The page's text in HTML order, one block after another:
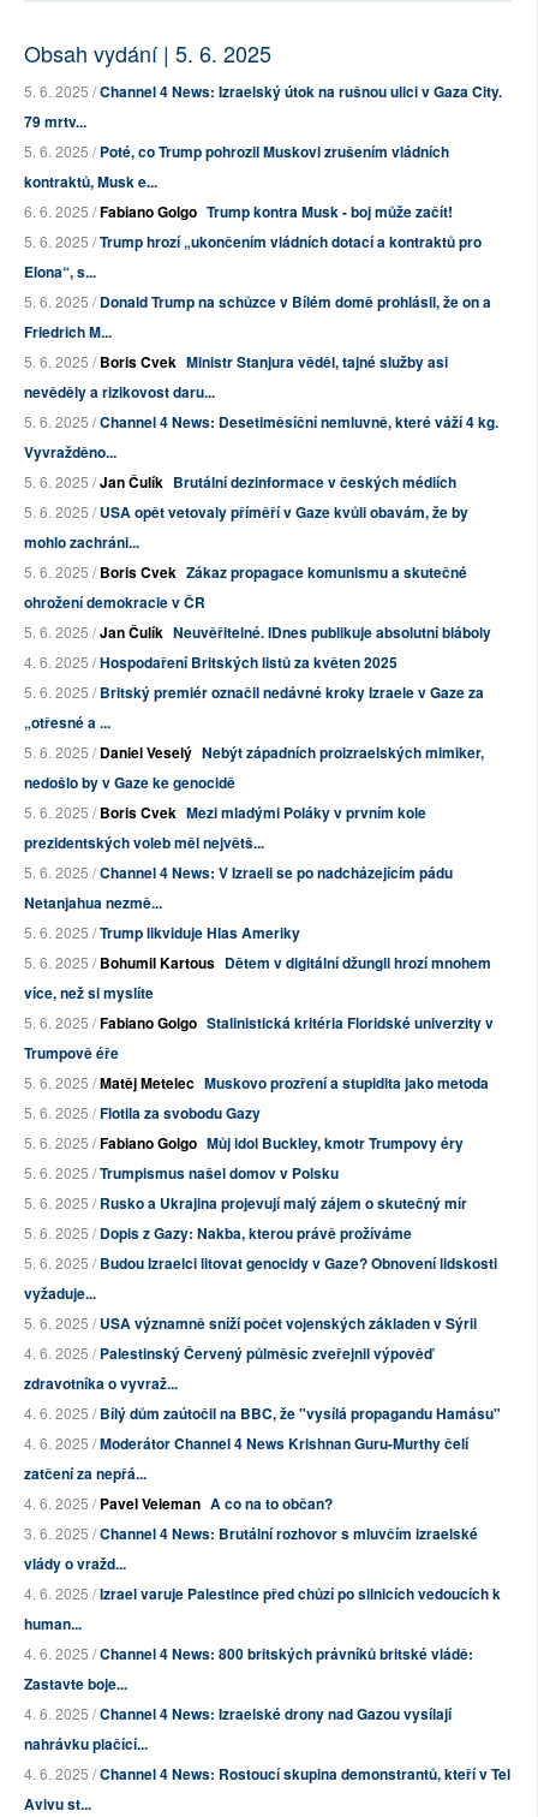
Obsah vydání | 5. 6. 2025
5. 6. 2025 /Channel 4 News: Izraelský útok na rušnou ulici v Gaza City.
79 mrtv...
5. 6. 2025 /Poté, co Trump pohrozil Muskovi zrušením vládních
kontraktů, Musk e...
6. 6. 2025 /Fabiano Golgo Trump kontra Musk - boj může začít!
5. 6. 2025 /Trump hrozí „ukončením vládních dotací a kontraktů pro
Elona“, s...
5. 6. 2025 /Donald Trump na schůzce v Bílém domě prohlásil, že on a
Friedrich M...
5. 6. 2025 /Boris Cvek Ministr Stanjura věděl, tajné služby asi
nevěděly a rizikovost daru...
5. 6. 2025 /Channel 4 News: Desetiměsíční nemluvně, které váží 4 kg.
Vyvražděno...
5. 6. 2025 /Jan Čulík Brutální dezinformace v českých médiích
5. 6. 2025 /USA opět vetovaly příměří v Gaze kvůli obavám, že by
mohlo zachráni...
5. 6. 2025 /Boris Cvek Zákaz propagace komunismu a skutečné
ohrožení demokracie v ČR
5. 6. 2025 /Jan Čulík Neuvěřitelné. IDnes publikuje absolutní bláboly
4. 6. 2025 /Hospodaření Britských listů za květen 2025
5. 6. 2025 /Britský premiér označil nedávné kroky Izraele v Gaze za
„otřesné a ...
5. 6. 2025 /Daniel Veselý Nebýt západních proizraelských mimiker,
nedošlo by v Gaze ke genocidě
5. 6. 2025 /Boris Cvek Mezi mladými Poláky v prvním kole
prezidentských voleb měl největš...
5. 6. 2025 /Channel 4 News: V Izraeli se po nadcházejícím pádu
Netanjahua nezmě...
5. 6. 2025 /Trump likviduje Hlas Ameriky
5. 6. 2025 /Bohumil Kartous Dětem v digitální džungli hrozí mnohem
více, než si myslíte
5. 6. 2025 /Fabiano Golgo Stalinistická kritéria Floridské univerzity v
Trumpově éře
5. 6. 2025 /Matěj Metelec Muskovo prozření a stupidita jako metoda
5. 6. 2025 /Flotila za svobodu Gazy
5. 6. 2025 /Fabiano Golgo Můj idol Buckley, kmotr Trumpovy éry
5. 6. 2025 /Trumpismus našel domov v Polsku
5. 6. 2025 /Rusko a Ukrajina projevují malý zájem o skutečný mír
5. 6. 2025 /Dopis z Gazy: Nakba, kterou právě prožíváme
5. 6. 2025 /Budou Izraelci litovat genocidy v Gaze? Obnovení lidskosti
vyžaduje...
5. 6. 2025 /USA významně sníží počet vojenských základen v Sýrii
4. 6. 2025 /Palestinský Červený půlměsíc zveřejnil výpověď
zdravotníka o vyvraž...
4. 6. 2025 /Bílý dům zaútočil na BBC, že "vysílá propagandu Hamásu"
4. 6. 2025 /Moderátor Channel 4 News Krishnan Guru-Murthy čelí
zatčení za nepřá...
4. 6. 2025 /Pavel Veleman A co na to občan?
3. 6. 2025 /Channel 4 News: Brutální rozhovor s mluvčím izraelské
vlády o vražd...
4. 6. 2025 /Izrael varuje Palestince před chůzí po silnicích vedoucích k
human...
4. 6. 2025 /Channel 4 News: 800 britských právníků britské vládě:
Zastavte boje...
4. 6. 2025 /Channel 4 News: Izraelské drony nad Gazou vysílají
nahrávku plačící...
4. 6. 2025 /Channel 4 News: Rostoucí skupina demonstrantů, kteří v Tel
Avivu st...